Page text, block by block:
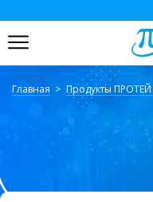
Системы связи:
связи следующего
Комплексная
Платформы и решения
оповещения Муссон
Главная Продукты